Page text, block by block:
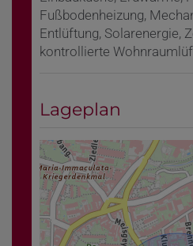
Fußbodenheizung
Entlüftung Solarenergie
kontrollierte
Lageplan